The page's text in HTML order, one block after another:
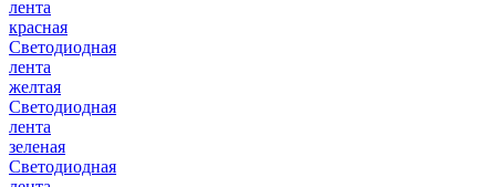
лента
красная
Светодиодная
лента
желтая
Светодиодная
лента
зеленая
Светодиодная